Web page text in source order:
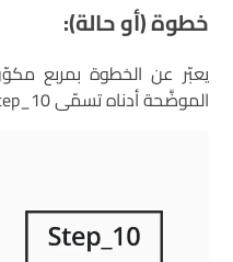
خطوة (أو حالة):
يعبّر عن الخطوة بمربع
الموضَّحة أدناه تسمّى Step_10.